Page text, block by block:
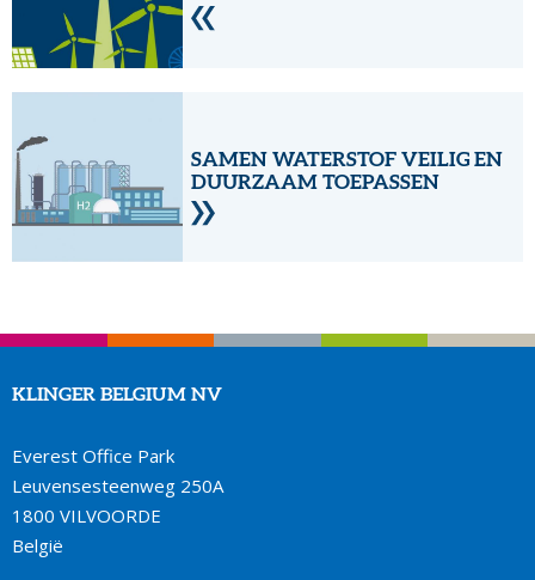
SAMEN WATERSTOF VEILIG EN
DUURZAAM TOEPASSEN
KLINGER BELGIUM NV
Everest Office Park
Leuvensesteenweg 250A
1800 VILVOORDE
België